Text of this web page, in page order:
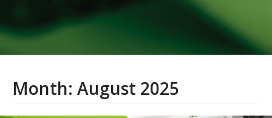
Month: August 2025